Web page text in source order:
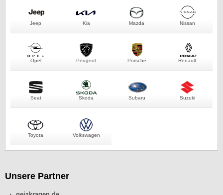
Jeep Kia Mazda Nissan
Opel Peugeot Porsche Renault
Seat Skoda Subaru Suzuki
Toyota Volkswagen
Unsere Partner